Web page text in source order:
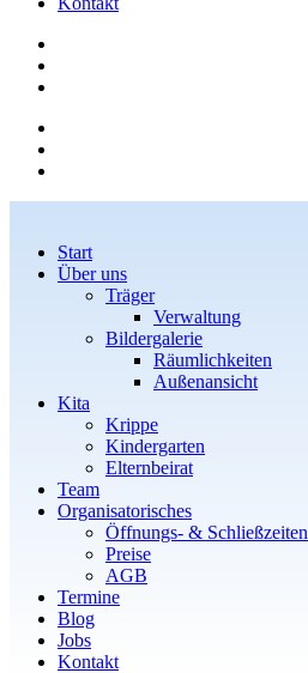
Start
Über uns
Träger
Verwaltung
Bildergalerie
Räumlichkeiten
Außenansicht
Kita
Krippe
Kindergarten
Elternbeirat
Team
Organisatorisches
Öffnungs- & Schließzeiten
Preise
AGB
Termine
Blog
Jobs
Kontakt